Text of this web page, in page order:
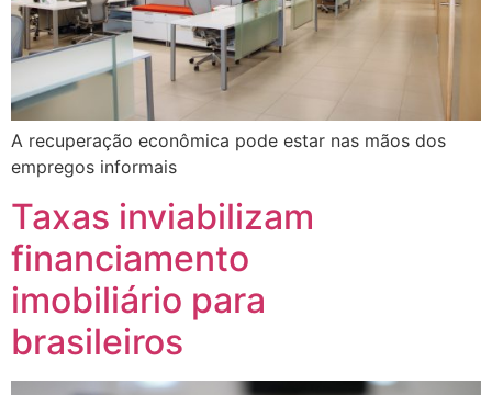
A recuperação econômica pode estar nas mãos dos
empregos informais
Taxas inviabilizam
financiamento
imobiliário para
brasileiros